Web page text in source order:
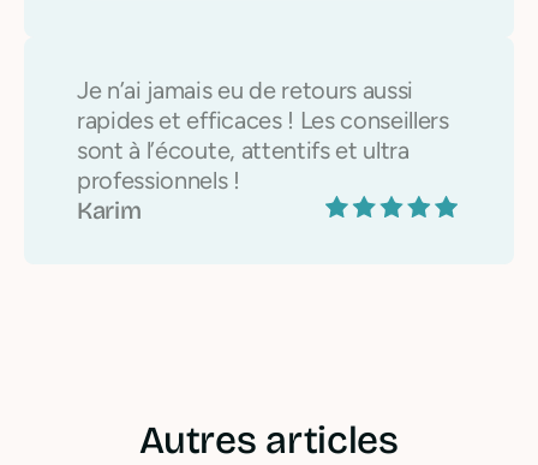
Je n’ai jamais eu de retours aussi
rapides et efficaces ! Les conseillers
sont à l’écoute, attentifs et ultra
professionnels !
Karim
Autres articles